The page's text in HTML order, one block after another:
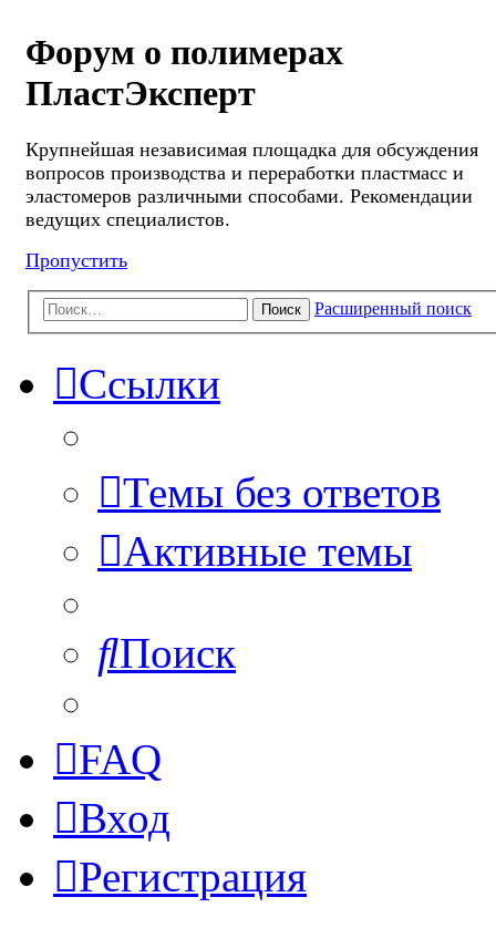
Форум о полимерах
ПластЭксперт
Крупнейшая независимая площадка для обсуждения
вопросов производства и переработки пластмасс и
эластомеров различными способами. Рекомендации
ведущих специалистов.
Пропустить
Поиск Расширенный поиск
Ссылки
Темы без ответов
Активные темы
Поиск
FAQ
Вход
Регистрация